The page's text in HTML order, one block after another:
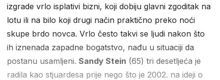
izgrade vrlo isplativi bizni, koji dobiju glavni zgoditak na
lotu ili na bilo koji drugi način praktično preko noći
skupe brdo novca. Vrlo često takvi se ljudi nakon što
ih iznenada zapadne bogatstvo, nađu u situaciji da
postanu usamljeni. Sandy Stein (65) tri desetljeća je
radila kao stjuardesa prije nego što je 2002. na ideji o